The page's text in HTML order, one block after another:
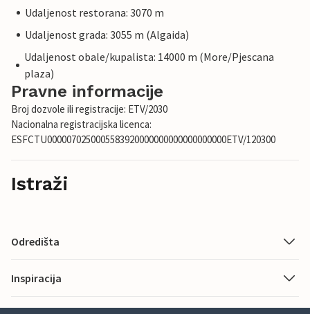
Udaljenost restorana: 3070 m
Udaljenost grada: 3055 m (Algaida)
Udaljenost obale/kupalista: 14000 m (More/Pjescana
plaza)
Pravne informacije
Broj dozvole ili registracije: ETV/2030
Nacionalna registracijska licenca:
ESFCTU0000070250005583920000000000000000000ETV/120300
Istraži
Odredišta
Inspiracija